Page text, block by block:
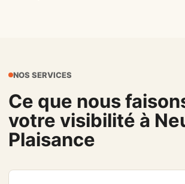
NOS SERVICES
Ce que nous
votre visibilité à
Plaisance